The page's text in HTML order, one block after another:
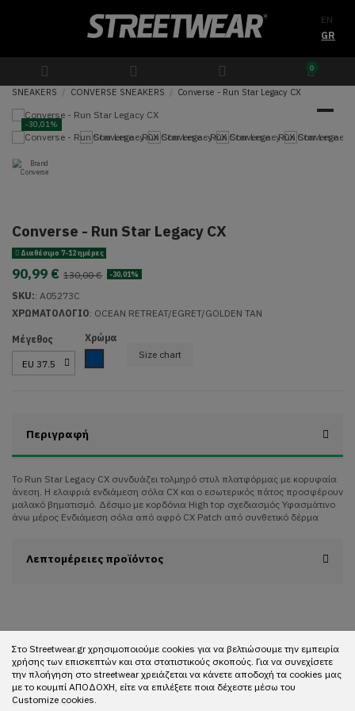
EN
GR
0
SNEAKERS CONVERSE SNEAKERS Converse - Run Star Legacy CX
-30,01%
Converse - Run Star Legacy CX
Διαθέσιμο 7-12 ημέρες
90,99 € 130,00 € -30,01%
SKU:: A05273C
ΧΡΩΜΑΤΟΛΟΓΙΟ: OCEAN RETREAT/EGRET/GOLDEN TAN
Μέγεθος
Χρώμα
Size chart
Περιγραφή
Το Run Star Legacy CX συνδυάζει τολμηρό στυλ πλατφόρμας με κορυφαία
άνεση. Η ελαφριά ενδιάμεση σόλα CX και ο εσωτερικός πάτος προσφέρουν
μαλακό βηματισμό. Δέσιμο με κορδόνια High top σχεδιασμός Υφασμάτινο
άνω μέρος Ενδιάμεση σόλα από αφρό CX Patch από συνθετικό δέρμα
Λεπτομέρειες προϊόντος
Πληροφορίες
Επικοινωνία
Στο Streetwear.gr χρησιμοποιούμε cookies για να βελτιώσουμε την εμπειρία
χρήσης των επισκεπτών και στα στατιστικούς σκοπούς. Για να συνεχίσετε
την πλοήγηση στο streetwear χρειάζεται να κάνετε αποδοχή τα cookies μας
με το κουμπί ΑΠΟΔΟΧΗ, είτε να επιλέξετε ποια δέχεστε μέσω του
Customize cookies.